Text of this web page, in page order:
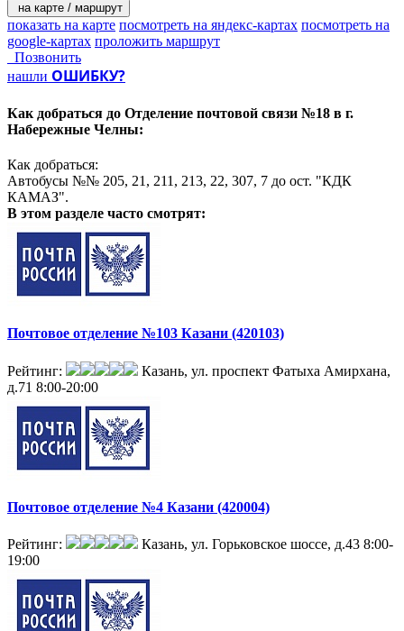
на карте / маршрут
показать на карте посмотреть на яндекс-картах посмотреть на
google-картах проложить маршрут
Позвонить
нашли ОШИБКУ?
Как добраться до Отделение почтовой связи №18 в г.
Набережные Челны:
Как добраться:
Автобусы №№ 205, 21, 211, 213, 22, 307, 7 до ост. "КДК
КАМАЗ".
В этом разделе часто смотрят:
Почтовое отделение №103 Казани (420103)
Рейтинг:
Казань, ул. проспект Фатыха Амирхана,
д.71 8:00-20:00
Почтовое отделение №4 Казани (420004)
Рейтинг: Казань, ул. Горьковское шоссе, д.43 8:00-
19:00